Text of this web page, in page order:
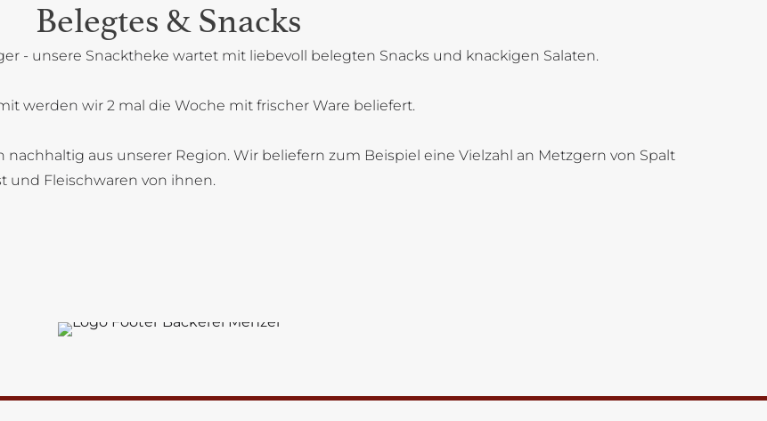
Belegtes & Snacks
- unsere Snacktheke wartet mit liebevoll belegten Snacks und knackigen Salaten.
werden wir 2 mal die Woche mit frischer Ware beliefert.
aus unserer Region. Wir beliefern zum Beispiel eine Vielzahl an Metzgern von Spalt
und Fleischwaren von ihnen.